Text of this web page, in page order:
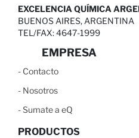
EXCELENCIA QUÍMICA
BUENOS AIRES, ARGENTINA
TEL/FAX: 4647-1999
EMPRESA
- Contacto
- Nosotros
-Sumate a eQ
PRODUCTOS